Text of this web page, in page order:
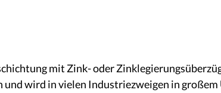
mit Zink- oder
wird in vielen Industriezweigen in großem